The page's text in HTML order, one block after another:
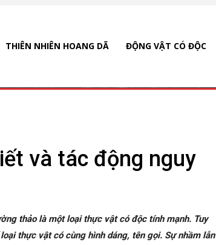
THIÊN NHIÊN HOANG DÃ ĐỘNG VẬT CÓ ĐỘC
và tác động nguy
thảo là một loại thực vật có độc tính mạnh. Tuy
thực vật có cùng hình dáng, tên gọi. Sự nhầm lẫn